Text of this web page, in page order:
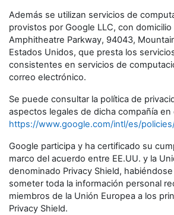
Además se utilizan servicios de
provistos por Google LLC, con
Amphitheatre Parkway, 94043,
Estados Unidos, que presta los
consistentes en servicios de
correo electrónico.
Se puede consultar la política de
aspectos legales de dicha compañía
https://www.google.com/intl/es/
Google participa y ha certificado su
marco del acuerdo entre EE.UU. y la
denominado Privacy Shield,
someter toda la información personal
miembros de la Unión Europea a los
Privacy Shield.